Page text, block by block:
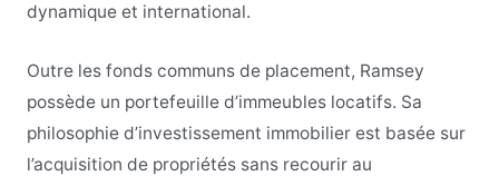
dynamique et international.
Outre les fonds communs de placement, Ramsey
possède un portefeuille d’immeubles locatifs. Sa
philosophie d’investissement immobilier est basée sur
l’acquisition de propriétés sans recourir au